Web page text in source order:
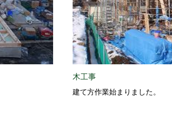
木工事
建て方作業始まりました。